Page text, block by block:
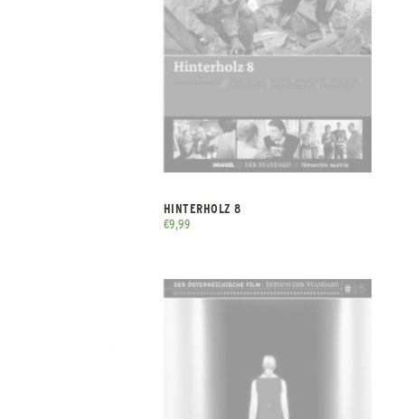
HINTERHOLZ 8
€9,99